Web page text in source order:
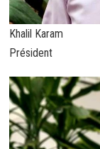
Khalil Karam
Président